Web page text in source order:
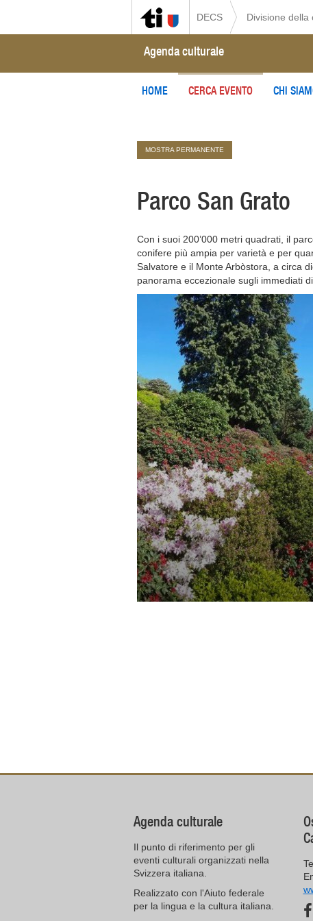
DECS Divisione della
Agenda culturale
HOME CERCA EVENTO CHI
MOSTRA PERMANENTE
Parco San Grato
Con i suoi 200’000 metri quadrati, il
conifere più ampia per varietà e per
Salvatore e il Monte Arbòstora, a circa
panorama eccezionale sugli immediati
Agenda culturale
Il punto di riferimento per gli
eventi culturali organizzati nella
Svizzera italiana.
Realizzato con l'Aiuto federale
per la lingua e la cultura italiana.